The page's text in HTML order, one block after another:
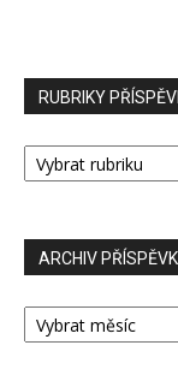
RUBRIKY
RUBRIKY
PŘÍSPĚVKŮ
ARCHIV
ARCHIV
PŘÍSPĚVKŮ